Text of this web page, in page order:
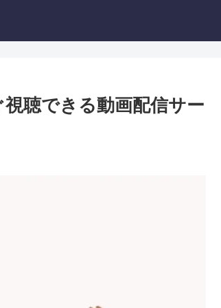
聴できる動画配信サー